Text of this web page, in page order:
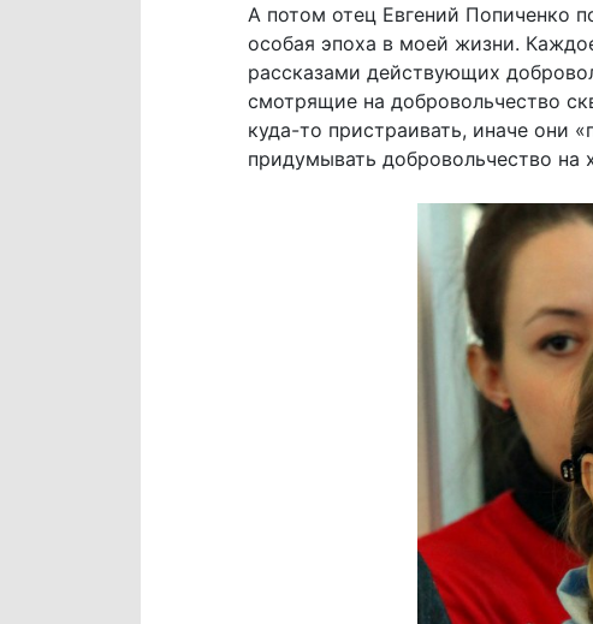
А потом отец Евгений Попиченко
особая эпоха в моей жизни.
рассказами действующих
смотрящие на добровольчество
куда-то пристраивать, иначе они
придумывать добровольчество на